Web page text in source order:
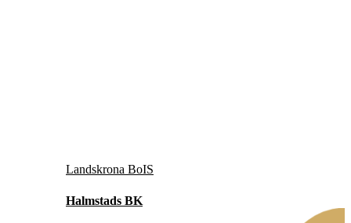
Landskrona BoIS
Halmstads BK